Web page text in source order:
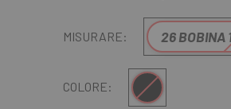
MISURARE: 26 BOBINA
COLORE: Nero